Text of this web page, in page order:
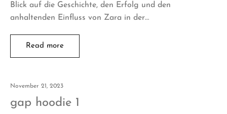
Blick auf die Geschichte, den Erfolg und den
anhaltenden Einfluss von Zara in der…
Read more
November 21, 2023
gap hoodie 1